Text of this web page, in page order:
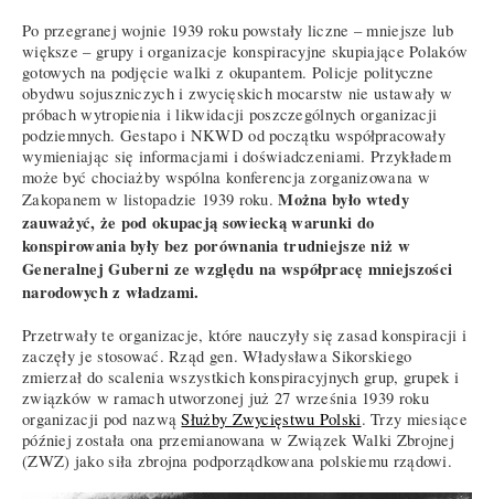
Po przegranej wojnie 1939 roku powstały liczne – mniejsze lub
większe – grupy i organizacje konspiracyjne skupiające Polaków
gotowych na podjęcie walki z okupantem. Policje polityczne
obydwu sojuszniczych i zwycięskich mocarstw nie ustawały w
próbach wytropienia i likwidacji poszczególnych organizacji
podziemnych. Gestapo i NKWD od początku współpracowały
wymieniając się informacjami i doświadczeniami. Przykładem
może być chociażby wspólna konferencja zorganizowana w
Zakopanem w listopadzie 1939 roku.Można było wtedy
zauważyć, że pod okupacją sowiecką warunki do
konspirowania były bez porównania trudniejsze niż w
Generalnej Guberni ze względu na współpracę mniejszości
narodowych z władzami.
Przetrwały te organizacje, które nauczyły się zasad konspiracji i
zaczęły je stosować. Rząd gen. Władysława Sikorskiego
zmierzał do scalenia wszystkich konspiracyjnych grup, grupek i
związków w ramach utworzonej już 27 września 1939 roku
organizacji pod nazwąSłużby Zwycięstwu Polski. Trzy miesiące
później została ona przemianowana w Związek Walki Zbrojnej
(ZWZ) jako siła zbrojna podporządkowana polskiemu rządowi.